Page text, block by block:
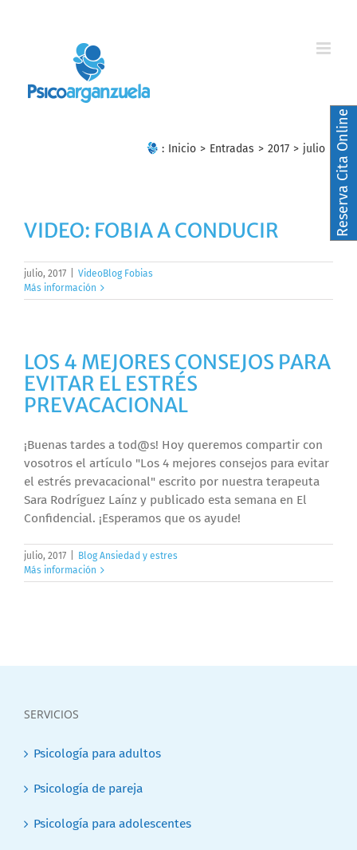
: Inicio > Entradas > 2017 > julio
VIDEO: FOBIA A CONDUCIR
julio, 2017
VideoBlog Fobias
Más información
LOS 4 MEJORES CONSEJOS PARA
EVITAR EL ESTRÉS
PREVACACIONAL
¡Buenas tardes a tod@s! Hoy queremos compartir con
vosotros el artículo "Los 4 mejores consejos para evitar
el estrés prevacacional" escrito por nuestra terapeuta
Sara Rodríguez Laínz y publicado esta semana en El
Confidencial. ¡Esperamos que os ayude!
julio, 2017
Blog Ansiedad y estres
Más información
SERVICIOS
Psicología para adultos
Psicología de pareja
Psicología para adolescentes
Reserva Cita Online